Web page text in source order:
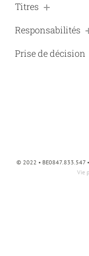
Titres
Responsabilités
Prise de décision
© 2022 • BE0847.833.547 •
Vie